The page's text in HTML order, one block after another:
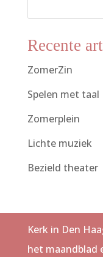
Recente
ZomerZin
Spelen met taal
Zomerplein
Lichte muziek
Bezield theater
Kerk in Den
het maandblad